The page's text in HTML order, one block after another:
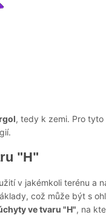
, tedy k zemi. Pro
"H"
v jakémkoli terénu a
což může být s
ve tvaru "H", na